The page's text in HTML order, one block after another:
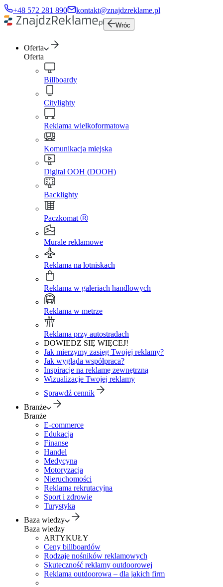
+48 572 281 890 kontakt@znajdzreklame.pl
Wróc
Oferta
Oferta
Billboardy
Citylighty
Reklama wielkoformatowa
Komunikacja miejska
Digital OOH (DOOH)
Backlighty
Paczkomat Ⓡ
Murale reklamowe
Reklama na lotniskach
Reklama w galeriach handlowych
Reklama w metrze
Reklama przy autostradach
DOWIEDZ SIĘ WIĘCEJ!
Jak mierzymy zasięg Twojej reklamy?
Jak wygląda współpraca?
Inspiracje na reklamę zewnętrzną
Wizualizacje Twojej reklamy
Sprawdź cennik
Branże
Branże
E-commerce
Edukacja
Finanse
Handel
Medycyna
Motoryzacja
Nieruchomości
Reklama rekrutacyjna
Sport i zdrowie
Turystyka
Baza wiedzy
Baza wiedzy
ARTYKUŁY
Ceny billboardów
Rodzaje nośników reklamowych
Skuteczność reklamy outdoorowej
Reklama outdoorowa – dla jakich firm